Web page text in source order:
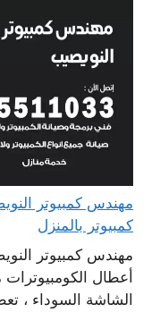
كمبيوتر بالمنزل
مهندس كمبيوتر
أعطال
الشاشة السوداء ،